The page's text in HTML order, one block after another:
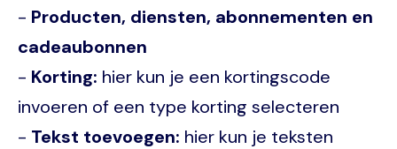
- Producten, diensten, abonnementen en
cadeaubonnen
- Korting: hier kun je een kortingscode
invoeren of een type korting selecteren
- Tekst toevoegen: hier kun je teksten